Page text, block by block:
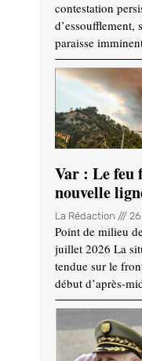
contestation
d’essoufflement,
paraisse
Var : Le feu
nouvelle
La Rédaction
Point de milieu
juillet 2026 La
tendue sur le
début d’après-